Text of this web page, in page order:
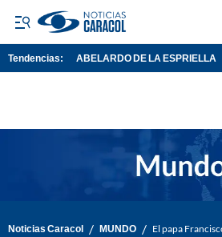
Tendencias: ABELARDO DE LA ESPRIELLA
Noticias Caracol / MUNDO / El papa